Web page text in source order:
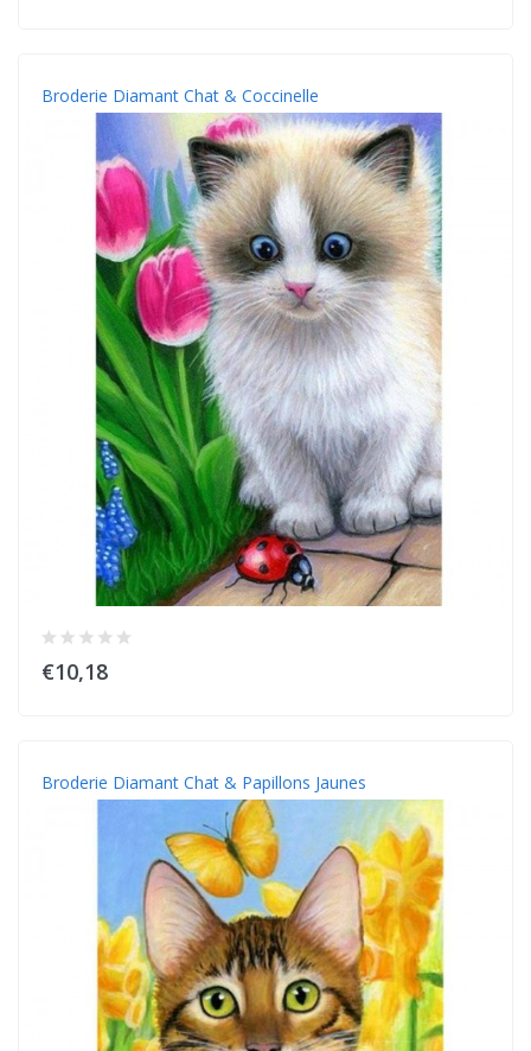
Broderie Diamant Chat & Coccinelle
€10,18
Broderie Diamant Chat & Papillons Jaunes